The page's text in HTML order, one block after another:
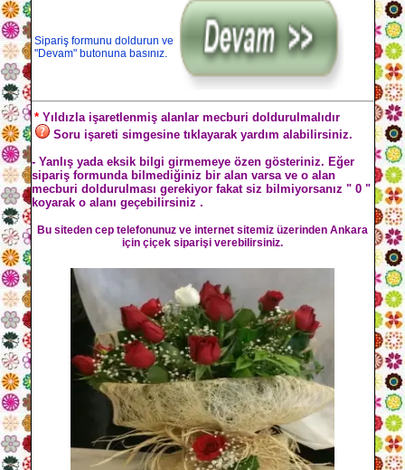
Sipariş formunu doldurun ve
"Devam" butonuna basınız.
* Yıldızla işaretlenmiş alanlar mecburi doldurulmalıdır
Soru işareti simgesine tıklayarak yardım alabilirsiniz.
- Yanlış yada eksik bilgi girmemeye özen gösteriniz. Eğer
sipariş formunda bilmediğiniz bir alan varsa ve o alan
mecburi doldurulması gerekiyor fakat siz bilmiyorsanız " 0 "
koyarak o alanı geçebilirsiniz .
Bu siteden cep telefonunuz ve internet sitemiz üzerinden Ankara
için çiçek siparişi verebilirsiniz.